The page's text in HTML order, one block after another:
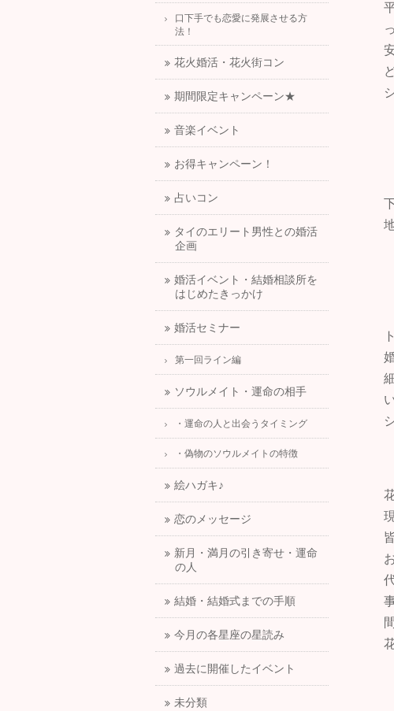
口下手でも恋愛に発展させる方
法！
花火婚活・花火街コン
期間限定キャンペーン★
音楽イベント
お得キャンペーン！
占いコン
タイのエリート男性との婚活
企画
婚活イベント・結婚相談所を
はじめたきっかけ
婚活セミナー
第一回ライン編
ソウルメイト・運命の相手
・運命の人と出会うタイミング
・偽物のソウルメイトの特徴
絵ハガキ♪
恋のメッセージ
新月・満月の引き寄せ・運命
の人
結婚・結婚式までの手順
今月の各星座の星読み
過去に開催したイベント
未分類